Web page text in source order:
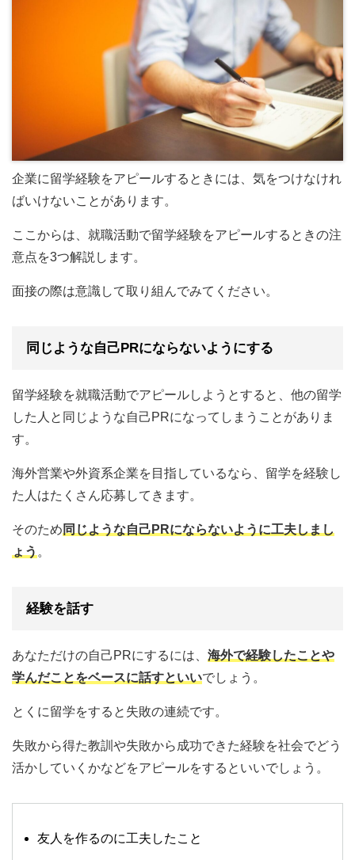
企業に留学経験をアピールするときには、気をつけなけれ
ばいけないことがあります。
ここからは、就職活動で留学経験をアピールするときの注
意点を3つ解説します。
面接の際は意識して取り組んでみてください。
同じような自己PRにならないようにする
留学経験を就職活動でアピールしようとすると、他の留学
した人と同じような自己PRになってしまうことがありま
す。
海外営業や外資系企業を目指しているなら、留学を経験し
た人はたくさん応募してきます。
そのため同じような自己PRにならないように工夫しまし
ょう。
経験を話す
あなただけの自己PRにするには、 海外で経験したことや
学んだことをベースに話すといいでしょう。
とくに留学をすると失敗の連続です。
失敗から得た教訓や失敗から成功できた経験を社会でどう
活かしていくかなどをアピールをするといいでしょう。
友人を作るのに工夫したこと